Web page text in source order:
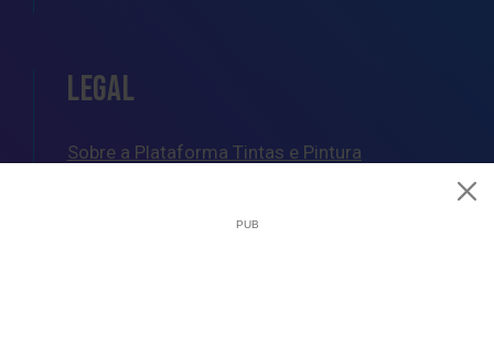
LEGAL
Sobre a Plataforma Tintas e Pintura